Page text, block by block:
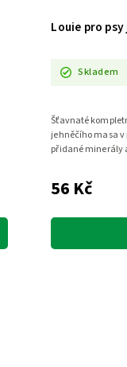
Louie pro
Skladem
56 Kč
Šťavnaté
jehněčího masa v
přidané minerály